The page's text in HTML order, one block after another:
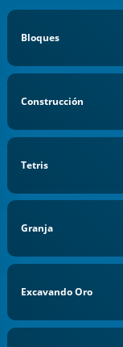
Bloques
Construcción
Tetris
Granja
Excavando Oro